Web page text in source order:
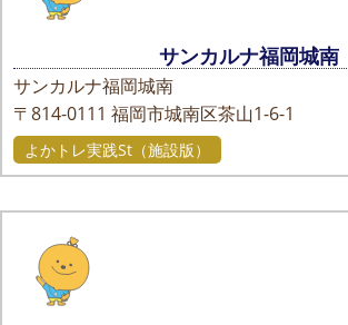
サンカルナ福岡城南
サンカルナ福岡城南
〒814-0111 福岡市城南区茶山1-6-1
よかトレ実践St（施設版）